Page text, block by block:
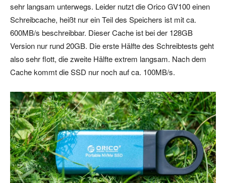
sehr langsam unterwegs. Leider nutzt die Orico GV100 einen
Schreibcache, heißt nur ein Teil des Speichers ist mit ca.
600MB/s beschreibbar. Dieser Cache ist bei der 128GB
Version nur rund 20GB. Die erste Hälfte des Schreibtests geht
also sehr flott, die zweite Hälfte extrem langsam. Nach dem
Cache kommt die SSD nur noch auf ca. 100MB/s.